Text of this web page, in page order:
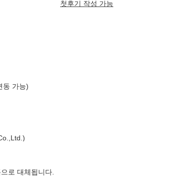
첫후기 작성 가능
동 가능)
로 대체됩니다.